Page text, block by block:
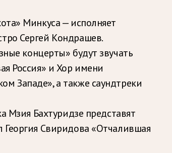
Минкуса — исполняет
Сергей Кондрашев.
концерты» будут звучать
Россия» и Хор имени
Западе», а также саундтреки
Мзия Бахтуридзе представят
Свиридова «Отчалившая